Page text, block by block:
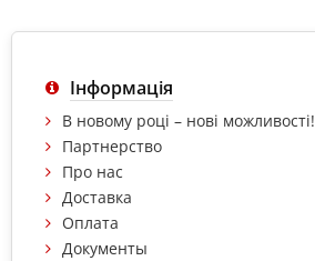
Інформація
В новому році – нові можливості!
Партнерство
Про нас
Доставка
Оплата
Документы